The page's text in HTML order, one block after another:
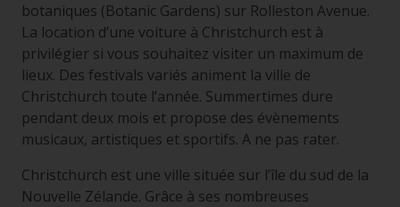
botaniques (Botanic Gardens) sur Rolleston Avenue.
La location d’une voiture à Christchurch est à
privilégier si vous souhaitez visiter un maximum de
lieux. Des festivals variés animent la ville de
Christchurch toute l’année. Summertimes dure
pendant deux mois et propose des évènements
musicaux, artistiques et sportifs. A ne pas rater.
Christchurch est une ville située sur l’île du sud de la
Nouvelle Zélande. Grâce à ses nombreuses